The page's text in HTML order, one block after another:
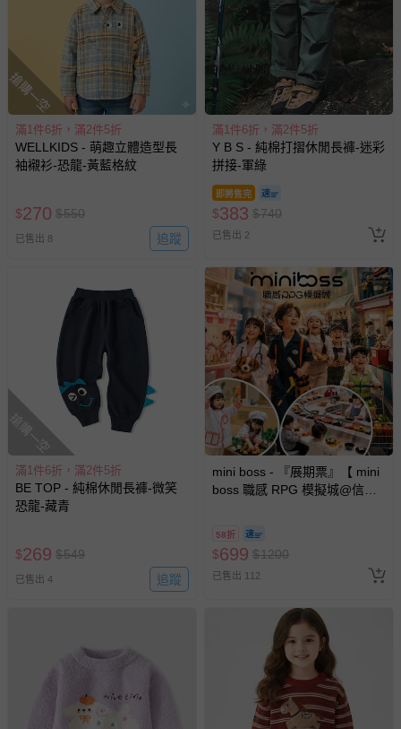
搶購一空
滿1件6折，滿2件5折
WELLKIDS - 萌趣立體造型長
袖襯衫-恐龍-黃藍格紋
$270 $550
已售出 8 追蹤
滿1件6折，滿2件5折
Y B S - 純棉打摺休閒長褲-迷彩
拼接-軍綠
即將售完
$383 $740
已售出 2
搶購一空
滿1件6折，滿2件5折
BE TOP - 純棉休閒長褲-微笑
恐龍-藏青
$269 $549
已售出 4 追蹤
mini boss - 『展期票』【 mini
boss 職感 RPG 模擬城@信義
券，於展期現場憑訂單編號兌
換，依現場梯次安排入場，逾
期作廢) (兒童票(2歲以上)贈一
名陪伴成人)
58折
$699 $1200
已售出 112